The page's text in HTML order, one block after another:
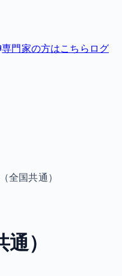
専門家の方はこちら ログ
全国共通）
）